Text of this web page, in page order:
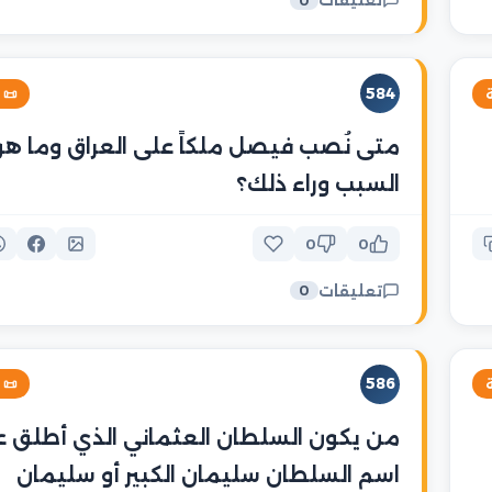
584
📜
متى نُصب فيصل ملكاً على العراق وما
السبب وراء ذلك؟
0
0
تعليقات 0
586
📜
من يكون السلطان العثماني الذي أطلق
اسم السلطان سليمان الكبير أو سليمان